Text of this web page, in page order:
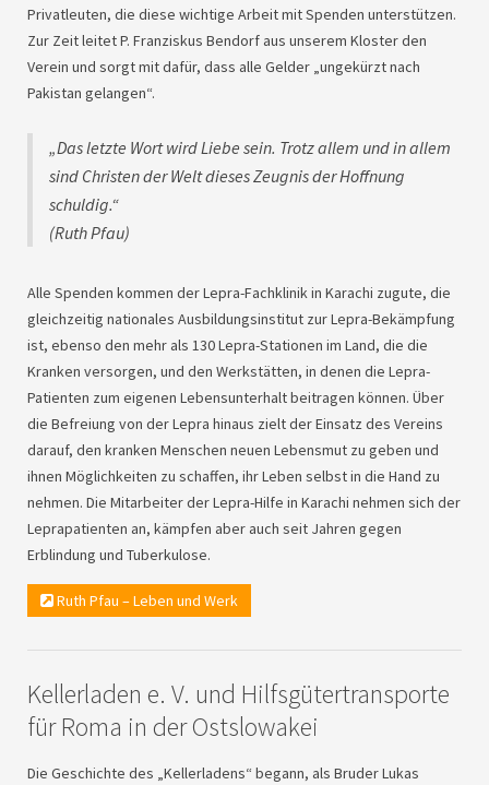
Privatleuten, die diese wichtige Arbeit mit Spenden unterstützen.
Zur Zeit leitet P. Franziskus Bendorf aus unserem Kloster den
Verein und sorgt mit dafür, dass alle Gelder „ungekürzt nach
Pakistan gelangen“.
„Das letzte Wort wird Liebe sein. Trotz allem und in allem
sind Christen der Welt dieses Zeugnis der Hoffnung
schuldig.“
(Ruth Pfau)
Alle Spenden kommen der Lepra-Fachklinik in Karachi zugute, die
gleichzeitig nationales Ausbildungsinstitut zur Lepra-Bekämpfung
ist, ebenso den mehr als 130 Lepra-Stationen im Land, die die
Kranken versorgen, und den Werkstätten, in denen die Lepra-
Patienten zum eigenen Lebensunterhalt beitragen können. Über
die Befreiung von der Lepra hinaus zielt der Einsatz des Vereins
darauf, den kranken Menschen neuen Lebensmut zu geben und
ihnen Möglichkeiten zu schaffen, ihr Leben selbst in die Hand zu
nehmen. Die Mitarbeiter der Lepra-Hilfe in Karachi nehmen sich der
Leprapatienten an, kämpfen aber auch seit Jahren gegen
Erblindung und Tuberkulose.
Ruth Pfau – Leben und Werk
Kellerladen e. V. und Hilfsgütertransporte
für Roma in der Ostslowakei
Die Geschichte des „Kellerladens“ begann, als Bruder Lukas